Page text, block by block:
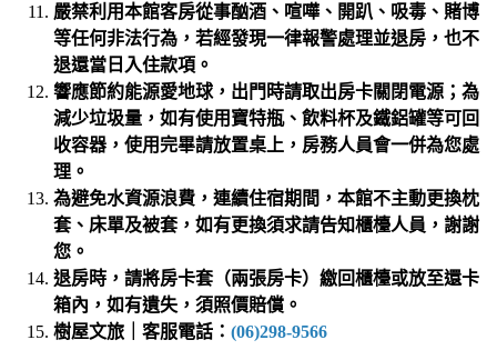
嚴禁利用本館客房從事酗酒、喧嘩、開趴、吸毒、賭博
等任何非法行為，若經發現一律報警處理並退房，也不
退還當日入住款項。
響應節約能源愛地球，出門時請取出房卡關閉電源；為
減少垃圾量，如有使用寶特瓶、飲料杯及鐵鋁罐等可回
收容器，使用完畢請放置桌上，房務人員會一併為您處
理。
為避免水資源浪費，連續住宿期間，本館不主動更換枕
套、床單及被套，如有更換須求請告知櫃檯人員，謝謝
您。
退房時，請將房卡套（兩張房卡）繳回櫃檯或放至還卡
箱內，如有遺失，須照價賠償。
樹屋文旅｜客服電話： (06)298-9566